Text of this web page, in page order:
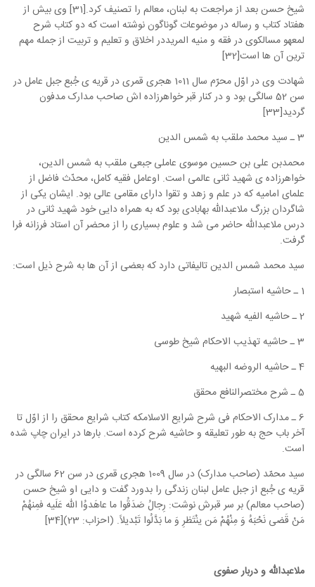
شیخ حسن بعد از مراجعت به لبنان، معالم را تصنیف کرد.[31] وی بیش از
هفتاد کتاب و رساله در موضوعات گوناگون نوشته است که دو کتاب شرح
لمعهو مسالکوی در فقه و منیه المریددر اخلاق و تعلیم و تربیت از جمله مهم
ترین آن ها است[32]
شهادت وی در اوّل محرّم سال 1011 هجری قمری در قریه ی جُبع جبل عامل در
سن 52 سالگی بود و در کنار قبر خواهرزاده اش صاحب مدارک مدفون
گردید[33]
3 ـ سید محمد ملقب به شمس الدین
محمدبن علی بن حسین موسوی عاملی جبعی ملقب به شمس الدین،
خواهرزاده ی شهید ثانی عالمی است. اوعامل فقیه کامل، محدّث فاضل از
علمای امامیه که در علم و زهد و تقوا دارای مقامی عالی بود. ایشان یکی از
شاگردان بزرگ ملاعبدالله بهابادی بود که به همراه دایی خود شهید ثانی در
درس ملاعبدالله حاضر می شد و علوم بسیاری را از محضر آن استاد فرزانه فرا
گرفت.
سید محمد شمس الدین تالیفاتی دارد که بعضی از آن ها به شرح ذیل است:
1 ـ حاشیه استبصار
2 ـ حاشیه الفیه شهید
3 ـ حاشیه تهذیب الاحکام شیخ طوسی
4 ـ حاشیه الروضه البهیه
5 ـ شرح مختصرالنافع محقق
6 ـ مدارک الاحکام فی شرح شرایع الاسلامکه کتاب شرایع محقق را از اوّل تا
آخر باب حج به طور تعلیقه و حاشیه شرح کرده است. بارها در ایران چاپ شده
است.
سید محمّد (صاحب مدارک) در سال 1009 هجری قمری در سن 62 سالگی در
قریه ی جُبع از جبل عامل لبنان زندگی را بدورد گفت و دایی او شیخ حسن
(صاحب معالم) بر سر قبرش نوشت: رِجالُ صَدَقُوا ما عاهَدوُا الله عَلَیه فمِنهُمْ
مَنْ قَضی نَحْبَهُ وَ مِنْهُمْ مَن ینْتَظرِ وَ ما بَدَّلُوا تَبْدیلاً. (احزاب: 23)[34]
ملاعبدالله و دربار صفوی